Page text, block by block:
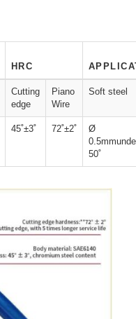
HRC
Cutting
edge
Piano
Wire
Soft steel
45˚±3˚ 72˚±2˚
Ø
50˚